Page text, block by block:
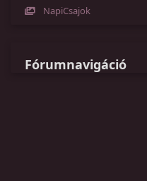
NapiCsajok
Fórumnavigáció